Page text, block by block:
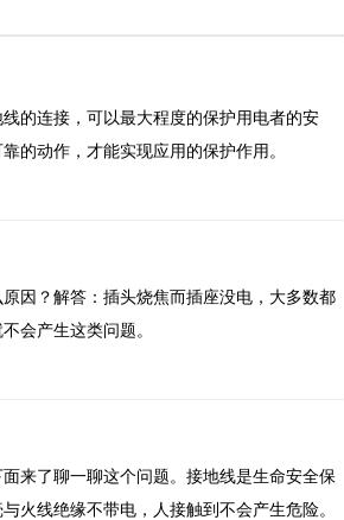
的连接，可以最大程度的保护用电者的安
的动作，才能实现应用的保护作用。
因？解答：插头烧焦而插座没电，大多数都
会产生这类问题。
来了聊一聊这个问题。接地线是生命安全保
火线绝缘不带电，人接触到不会产生危险。